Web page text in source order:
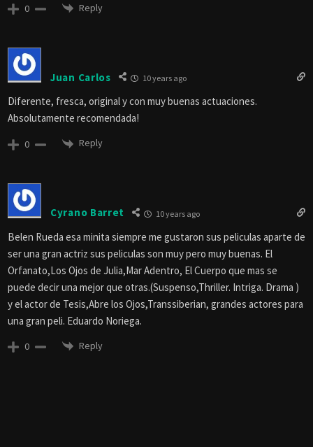
0 Reply
Juan Carlos 10 years ago
Diferente, fresca, original y con muy buenas actuaciones.
Absolutamente recomendada!
0 Reply
Cyrano Barret 10 years ago
Belen Rueda esa minita siempre me gustaron sus peliculas aparte de
ser una gran actriz sus peliculas son muy pero muy buenas. El
Orfanato,Los Ojos de Julia,Mar Adentro, El Cuerpo que mas se
puede decir una mejor que otras.(Suspenso,Thriller. Intriga. Drama )
y el actor de Tesis,Abre los Ojos,Transsiberian, grandes actores para
una gran peli. Eduardo Noriega.
0 Reply